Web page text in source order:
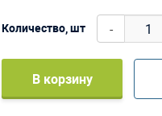
Количество, шт -
В корзину